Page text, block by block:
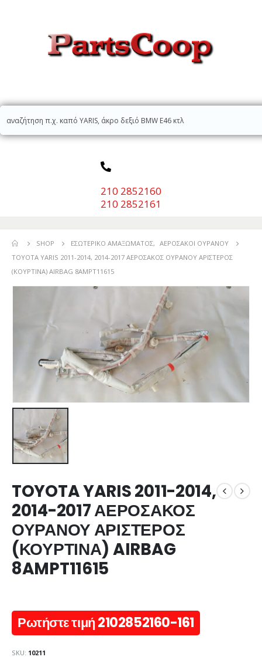
210 2852160
210 2852161
SHOP ΕΣΩΤΕΡΙΚΌ ΑΜΑΞΏΜΑΤΟΣ, ΑΕΡΌΣΑΚΟΙ ΟΥΡΑΝΟΎ
TOYOTA YARIS 2011-2014, 2014-2017 ΑΕΡΟΣΑΚΟΣ ΟΥΡΑΝΟΥ ΑΡΙΣΤΕΡΟΣ
(ΚΟΥΡΤΙΝΑ) AIRBAG 8AMPT11615
TOYOTA YARIS 2011-2014,
2014-2017 ΑΕΡΟΣΑΚΟΣ
ΟΥΡΑΝΟΥ ΑΡΙΣΤΕΡΟΣ
(ΚΟΥΡΤΙΝΑ) AIRBAG
8AMPT11615
Ρωτήστε τιμή 2102852160-161
SKU: 10211